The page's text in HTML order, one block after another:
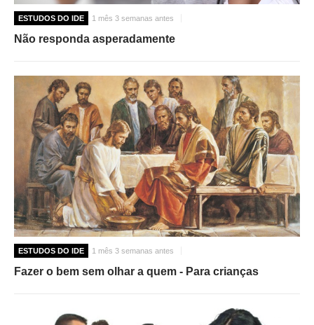
ESTUDOS DO IDE 1 mês 3 semanas antes
Não responda asperadamente
ESTUDOS DO IDE 1 mês 3 semanas antes
Fazer o bem sem olhar a quem - Para crianças